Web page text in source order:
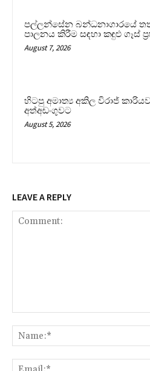
පල්ලන්සේන බන්ධනාගාරයේ
පාලනය කිරීම සඳහා කඳුළු ගෑස්
August 7, 2026
හිටපු අමාත්‍ය අකිල විරාජ්
අත්අඩංගුවට
August 5, 2026
LEAVE A REPLY